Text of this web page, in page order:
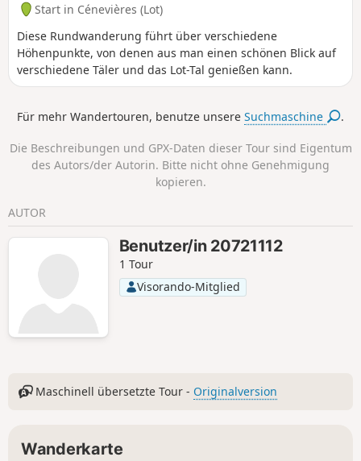
Start in Cénevières (Lot)
Diese Rundwanderung führt über verschiedene
Höhenpunkte, von denen aus man einen schönen Blick auf
verschiedene Täler und das Lot-Tal genießen kann.
Für mehr Wandertouren, benutze unsereSuchmaschine .
Die Beschreibungen und GPX-Daten dieser Tour sind Eigentum
des Autors/der Autorin. Bitte nicht ohne Genehmigung
kopieren.
AUTOR
Benutzer/in 20721112
1 Tour
Visorando-Mitglied
Maschinell übersetzte Tour - Originalversion
Wanderkarte